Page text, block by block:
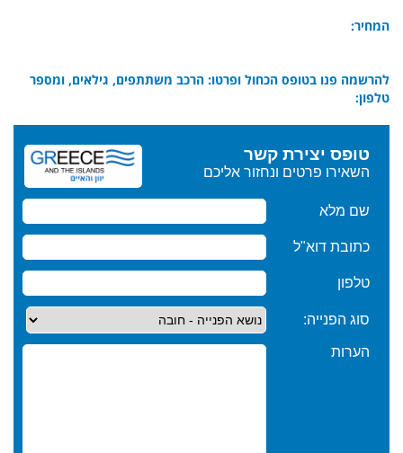
המחיר:
להרשמה פנו בטופס הכחול ופרטו: הרכב משתתפים, גילאים, ומספר
טלפון: